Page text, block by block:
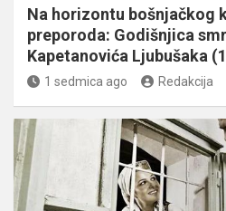
Na horizontu bošnjačkog
preporoda: Godišnjica
Kapetanovića Ljubušaka
1 sedmica ago Redakcija